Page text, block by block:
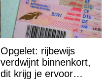
Opgelet: rijbewijs
verdwijnt binnenkort,
dit krijg je ervoor